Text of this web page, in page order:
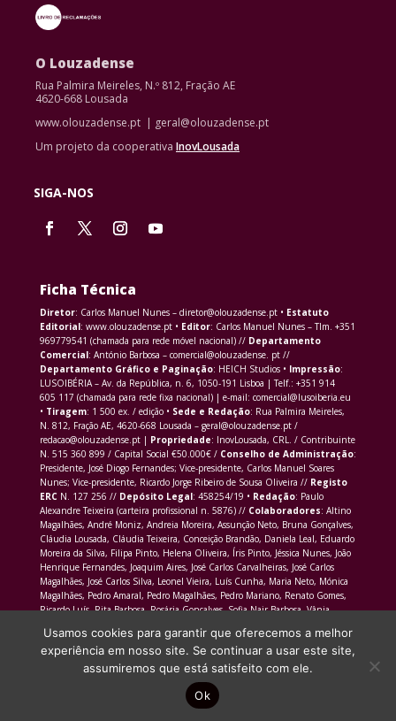
O Louzadense
Rua Palmira Meireles, N.º 812, Fração AE
4620-668 Lousada
www.olouzadense.pt | geral@olouzadense.pt
Um projeto da cooperativa InovLousada
SIGA-NOS
Ficha Técnica
Diretor: Carlos Manuel Nunes – diretor@olouzadense.pt • Estatuto
Editorial: www.olouzadense.pt • Editor: Carlos Manuel Nunes – Tlm. +351
969779541 (chamada para rede móvel nacional) // Departamento
Comercial: António Barbosa – comercial@olouzadense. pt //
Departamento Gráfico e Paginação: HEICH Studios • Impressão:
LUSOIBÉRIA – Av. da República, n. 6, 1050-191 Lisboa | Telf.: +351 914
605 117 (chamada para rede fixa nacional) | e-mail: comercial@lusoiberia.eu
• Tiragem: 1 500 ex. / edição • Sede e Redação: Rua Palmira Meireles,
N. 812, Fração AE, 4620-668 Lousada – geral@olouzadense.pt /
redacao@olouzadense.pt | Propriedade: InovLousada, CRL. / Contribuinte
N. 515 360 899 / Capital Social €50.000€ / Conselho de Administração:
Presidente, José Diogo Fernandes; Vice-presidente, Carlos Manuel Soares
Nunes; Vice-presidente, Ricardo Jorge Ribeiro de Sousa Oliveira // Registo
ERCN. 127 256 // Depósito Legal: 458254/19 • Redação: Paulo
Alexandre Teixeira (carteira profissional n. 5876) // Colaboradores: Altino
Magalhães, André Moniz, Andreia Moreira, Assunção Neto, Bruna Gonçalves,
Cláudia Lousada, Cláudia Teixeira, Conceição Brandão, Daniela Leal, Eduardo
Moreira da Silva, Filipa Pinto, Helena Oliveira, Íris Pinto, Jéssica Nunes, João
Henrique Fernandes, Joaquim Aires, José Carlos Carvalheiras, José Carlos
Magalhães, José Carlos Silva, Leonel Vieira, Luís Cunha, Maria Neto, Mónica
Magalhães, Pedro Amaral, Pedro Magalhães, Pedro Mariano, Renato Gomes,
Ricardo Luís, Rita Barbosa, Rosária Gonçalves, Sofia Nair Barbosa, Vânia
Site produzido porHEICH Studios
Usamos cookies para garantir que oferecemos a melhor
experiência em nosso site. Se continuar a usar este site,
assumiremos que está satisfeito com ele.
Ok